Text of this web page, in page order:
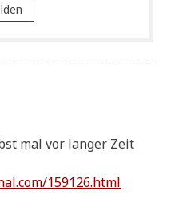
mal vor lan­ger Zeit
159126.html